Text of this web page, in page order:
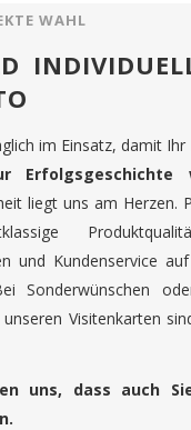
WAHL
im Einsatz, damit Ihr
Erfolgsgeschichte
liegt uns am Herzen.
und Kundenservice
Sonderwünschen
unseren Visitenkarten
uns, dass auch